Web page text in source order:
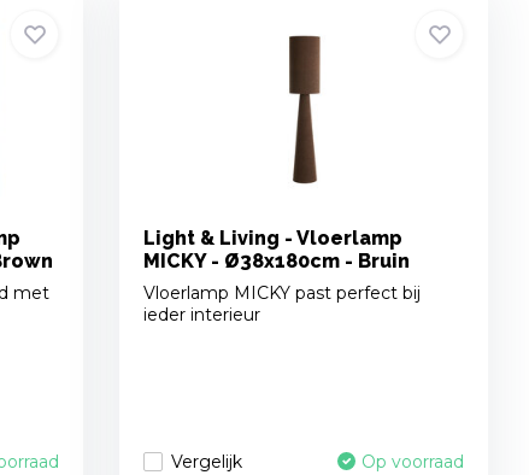
met
Light & Living - Vloerlamp
MICKY - Ø38x180cm - Bruin
Vloerlamp MICKY past perfect bij
ieder interieur
Vergelijk Op voorraad